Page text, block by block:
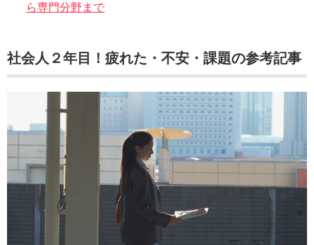
ら専門分野まで
社会人２年目！疲れた・不安・課題の参考記事